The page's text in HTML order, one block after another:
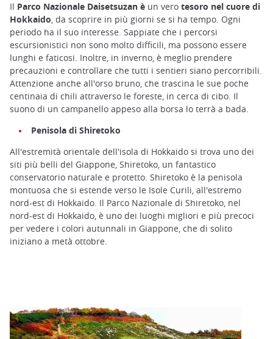
Il Parco Nazionale Daisetsuzan è un vero tesoro nel cuore di
Hokkaido, da scoprire in più giorni se si ha tempo. Ogni
periodo ha il suo interesse. Sappiate che i percorsi
escursionistici non sono molto difficili, ma possono essere
lunghi e faticosi. Inoltre, in inverno, è meglio prendere
precauzioni e controllare che tutti i sentieri siano percorribili.
Attenzione anche all'orso bruno, che trascina le sue poche
centinaia di chili attraverso le foreste, in cerca di cibo. Il
suono di un campanello appeso alla borsa lo terrà a bada.
Penisola di Shiretoko
All'estremità orientale dell'isola di Hokkaido si trova uno dei
siti più belli del Giappone, Shiretoko, un fantastico
conservatorio naturale e protetto. Shiretoko è la penisola
montuosa che si estende verso le Isole Curili, all'estremo
nord-est di Hokkaido. Il Parco Nazionale di Shiretoko, nel
nord-est di Hokkaido, è uno dei luoghi migliori e più precoci
per vedere i colori autunnali in Giappone, che di solito
iniziano a metà ottobre.